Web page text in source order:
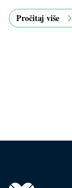
Pročitaj više